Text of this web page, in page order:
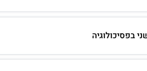
בפסיכולוגיה